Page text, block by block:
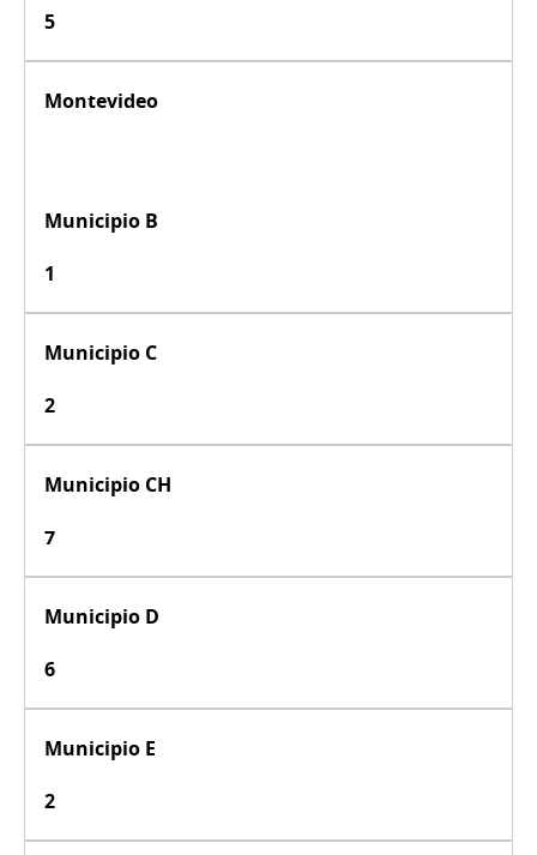
5
Montevideo
Municipio B
1
Municipio C
2
Municipio CH
7
Municipio D
6
Municipio E
2